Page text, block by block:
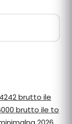
4242 brutto ile
brutto ile to